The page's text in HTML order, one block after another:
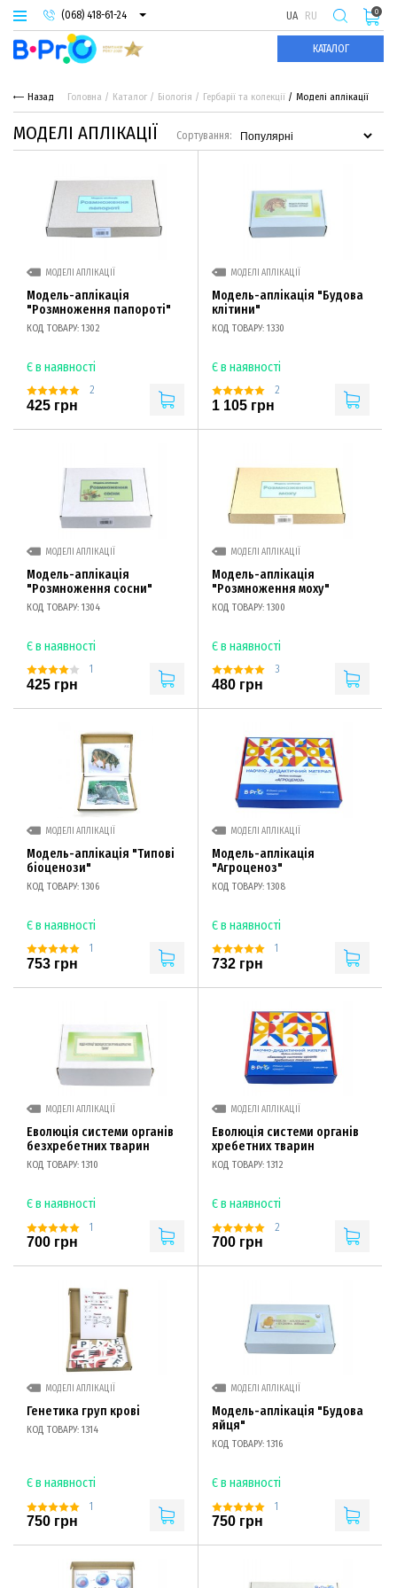
(068) 418-61-24
(093) 974-66-94
(095) 987-29-55
UA RU
КАТАЛОГ
0
Назад Головна Каталог Біологія Гербарії та колекції Моделі аплікації
МОДЕЛІ АПЛІКАЦІЇ Сортування:
МОДЕЛІ АПЛІКАЦІЇ
Модель-аплікація
"Розмноження папороті"
КОД ТОВАРУ: 1302
Є в наявності
2
425 грн
МОДЕЛІ АПЛІКАЦІЇ
Модель-аплікація "Будова
клітини"
КОД ТОВАРУ: 1330
Є в наявності
2
1 105 грн
МОДЕЛІ АПЛІКАЦІЇ
Модель-аплікація
"Розмноження сосни"
КОД ТОВАРУ: 1304
Є в наявності
1
425 грн
МОДЕЛІ АПЛІКАЦІЇ
Модель-аплікація
"Розмноження моху"
КОД ТОВАРУ: 1300
Є в наявності
3
480 грн
МОДЕЛІ АПЛІКАЦІЇ
Модель-аплікація "Типові
біоценози"
КОД ТОВАРУ: 1306
Є в наявності
1
753 грн
МОДЕЛІ АПЛІКАЦІЇ
Модель-аплікація
"Агроценоз"
КОД ТОВАРУ: 1308
Є в наявності
1
732 грн
МОДЕЛІ АПЛІКАЦІЇ
Еволюція системи органів
безхребетних тварин
КОД ТОВАРУ: 1310
Є в наявності
1
700 грн
МОДЕЛІ АПЛІКАЦІЇ
Еволюція системи органів
хребетних тварин
КОД ТОВАРУ: 1312
Є в наявності
2
700 грн
МОДЕЛІ АПЛІКАЦІЇ
Генетика груп крові
КОД ТОВАРУ: 1314
Є в наявності
1
750 грн
МОДЕЛІ АПЛІКАЦІЇ
Модель-аплікація "Будова
яйця"
КОД ТОВАРУ: 1316
Є в наявності
1
750 грн